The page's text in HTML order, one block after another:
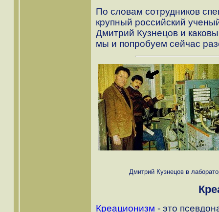
По словам сотрудников
крупный российский
Дмитрий Кузнецов и
мы и попробуем сейчас
Дмитрий Кузнецов в
Креационизм - это